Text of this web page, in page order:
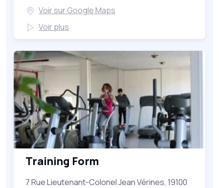
Voir sur Google Maps
Voir plus
Training Form
7 Rue Lieutenant-Colonel Jean Vérines, 19100